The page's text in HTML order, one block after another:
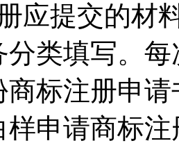
应提交的材
分类填写。
商标注册申
样申请商标